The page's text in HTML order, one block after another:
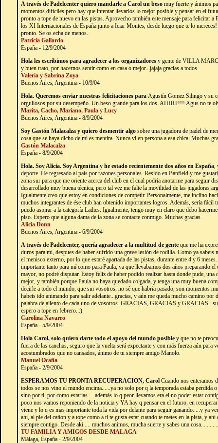
A través de Padelcenter quiero mandarle a Carol un beso muy fuerte y ánimos
momentos difíciles pero hay que intentar llevarlos lo mejor posible y pensar en el
pronto a tope de nuevo en las pistas. Aprovecho también este mensaje para felicitar a
los XI Internacionales de España junto a Iciar Montes, desde luego que te lo
pronto. Se os echa de menos.
Patricia Gallardo
España - 12/9/2004
Hola les escribimos para agradecer a los organizadores y gente de VILLA
y buen trato, por hacernos sentir como en casa o mejor...jajaja gracias a todos
Valeria y Sabrina Zoya
Buenos Aires, Argentina - 10/9/04
Hola. Queremos enviar nuestras felicitaciones para Agustín Gomez Silingo y su
orgullosos por su desempeño. Un beso grande para los dos. AHHH!!!! Agus no te
Marita, Cacho, Mariano, Paula y Lucy
Buenos Aires, Argentina - 8/9/2004
Soy Gastón Malacalza y quiero desmentir algo sobre una jugadora de padel de
cosa que se haya dicho de mí es mentira. Nunca vi en persona a esa chica. Muchas
Gastón Malacalza
España - 8/9/2004
Hola. Soy Alicia. Soy Argentina y he estado recientemente dos años en España,
deporte. He regresado al país por razones personales. Resido en Banfield y me
zona sur para que me oriente acerca del club en el cual podría anotarme para seguir
desarrollado muy buena técnica, pero tal vez me falte la movilidad de las jugadoras
Igualmente creo que estoy en condiciones de competir. Personalmente, me inclino
muchos integrantes de ése club han obtenido importantes logros. Además, sería fácil
puedo aspirar a la categoría Ladies. Igualmente, tengo muy en claro que debo
piso. Espero que alguna dama de la zona se contacte conmigo. Muchas gracias
Alicia Donn
Buenos Aires, Argentina - 6/9/2004
A través de Padelcenter, quería agradecer a la multitud de gente que me ha
duros para mí, despues de haber sufrido una grave lesión de rodilla. Como ya sabeis
el menisco externo, por lo que estaré apartada de las pistas, durante entre 4 y 6
importante tanto para mí como para Paula, ya que llevabamos dos años preparando
mayor, no podré disputar. Estoy feliz de haber podido realizar hasta donde pude, una
mejor, y también porque Paula no haya quedado colgada, y tenga una muy buena
decirle a todo el mundo, que sin vosotros, no sé que habría pasado, son momentos
habeis ido animando para salir adelante...gracias, y aún me queda mucho camino por
palabra de aliento de cada uno de vosotros. GRACIAS, GRACIAS y
espero a tope en febrero..:)
Carolina Navarro
España - 5/9/2004
Hola Carol, solo quiero darte todo el apoyo del mundo posible y que no te
fuera de las canchas, seguro que la vuelta será expectante y con más fuerza aún para
acostumbrados que no cansados, ánimo de tu siempre amigo Manolo.
Manuel Ocaña
España - 2/9/2004
ESPERAMOS TU PRONTA RECUPERACION, Carol Cuando nos enteramos
todos se nos vino el mundo encima......ya no solo por q la temporada estaba perdida
sino por ti, por como estarías.... además lo q peor llevamos era el no poder estar
poco nos vamos reponiendo de la noticia y YA hay q pensar en el futuro, en
viene y lo q es mas importante toda la vida por delante para seguir ganando.....y ya
ahí, al pie del cañon y a tope como a ti te gusta estar cuando te metes en la pista, y
siempre contigo. Desde aki..... muchos animos, mucha suerte y sabes una
TU FAMILIA Y AMIGOS DESDE MALAGA
Málaga, España - 2/9/2004